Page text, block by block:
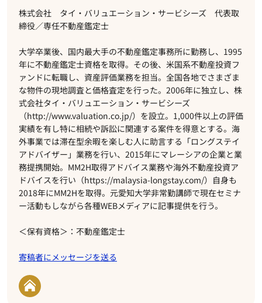
株式会社 タイ・バリュエーション・サービシーズ 代表取
締役／専任不動産鑑定士
大学卒業後、国内最大手の不動産鑑定事務所に勤務し、1995
年に不動産鑑定士資格を取得。その後、米国系不動産投資フ
ァンドに転職し、資産評価業務を担当。全国各地でさまざま
な物件の現地調査と価格査定を行った。2006年に独立し、株
式会社タイ・バリュエーション・サービシーズ
（http://www.valuation.co.jp/）を設立。1,000件以上の評価
実績を有し特に相続や訴訟に関連する案件を得意とする。海
外事業では滞在型余暇を楽しむ人に助言する「ロングステイ
アドバイザー」業務を行い、2015年にマレーシアの企業と業
務提携開始。MM2H取得アドバイス業務や海外不動産投資ア
ドバイスを行い（https://malaysia-longstay.com/）自身も
2018年にMM2Hを取得。元愛知大学非常勤講師で現在セミナ
ー活動もしながら各種WEBメディアに記事提供を行う。
＜保有資格＞：不動産鑑定士
寄稿者にメッセージを送る